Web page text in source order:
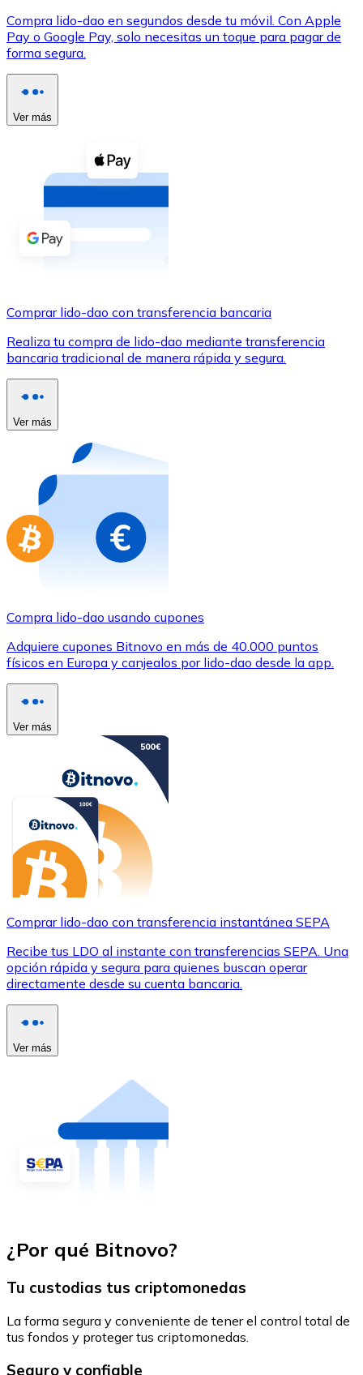
XRP
XRP
Ver todo
Compra criptomonedas con efectivo en tu tienda más
Comprar con efectivo
Transferencia SEPA
Utiliza tarjetas Visa y Mastercard para comprar
Comprar con tarjeta
Compra tarjetas regalo de tus marcas favoritas con
Ir a la tienda de tarjetas regalo
Compra lido-dao en segundos desde tu móvil. Con Apple
Pay o Google Pay, solo necesitas un toque para pagar de
forma segura.
Ver más
Comprar lido-dao con transferencia bancaria
Realiza tu compra de lido-dao mediante transferencia
bancaria tradicional de manera rápida y segura.
Ver más
Compra lido-dao usando cupones
Adquiere cupones Bitnovo en más de 40.000 puntos
físicos en Europa y canjealos por lido-dao desde la app.
Ver más
Comprar lido-dao con transferencia instantánea SEPA
Recibe tus LDO al instante con transferencias SEPA. Una
opción rápida y segura para quienes buscan operar
directamente desde su cuenta bancaria.
Ver más
¿Por qué Bitnovo?
Tu custodias tus criptomonedas
La forma segura y conveniente de tener el control total de
tus fondos y proteger tus criptomonedas.
Seguro y confiable